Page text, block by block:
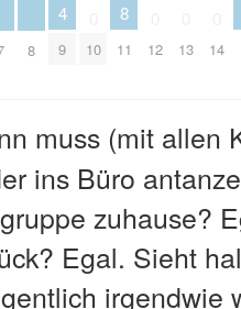
8
4
9 10
8
11 12 13 14
muss (mit allen
ins Büro
zuhause?
Egal. Sieht
irgendwie